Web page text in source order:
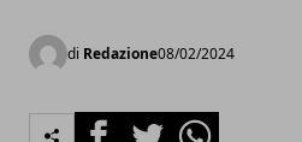
di Redazione08/02/2024
FacebookTwitterWhatsapp